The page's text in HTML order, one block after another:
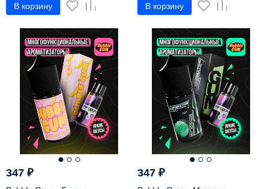
В корзину В корзину
347 ₽ 347₽